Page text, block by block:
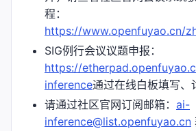
程：
https://www.openfuyao.cn/
SIG例行会议议题申报：
https://
inference通过在线白板填写、
请通过社区官网订阅邮箱： ai-
inference@list.openfuyao.cn